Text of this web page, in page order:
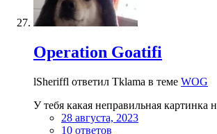
Operation Goatifi
lSheriffl ответил Tklama в теме WOG
У тебя какая неправильная картинка
28 августа, 2023
10 ответов